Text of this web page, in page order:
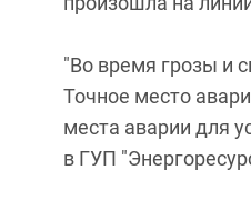
"Во время грозы и
Точное место
места аварии для
в ГУП